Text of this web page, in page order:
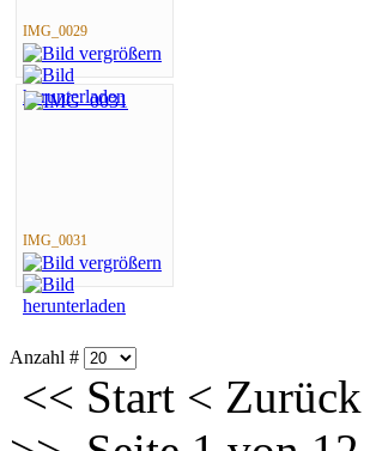
IMG_0029
IMG_0031
Anzahl #
<< Start < Zurück